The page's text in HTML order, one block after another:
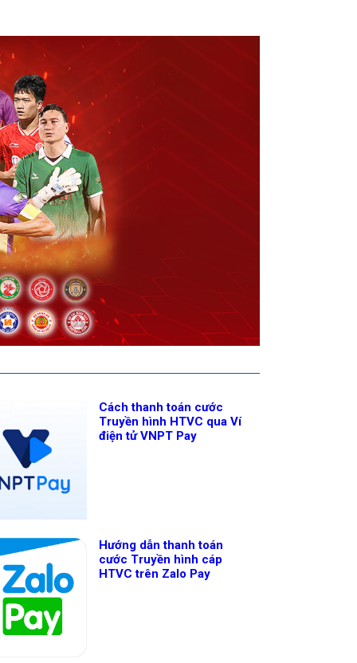
Cách thanh toán cước
Truyền hình HTVC qua Ví
điện tử VNPT Pay
Hướng dẫn thanh toán
cước Truyền hình cáp
HTVC trên Zalo Pay